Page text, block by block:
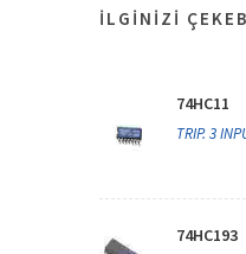
İLGINIZI
74HC11
TRIP. 3
74HC193